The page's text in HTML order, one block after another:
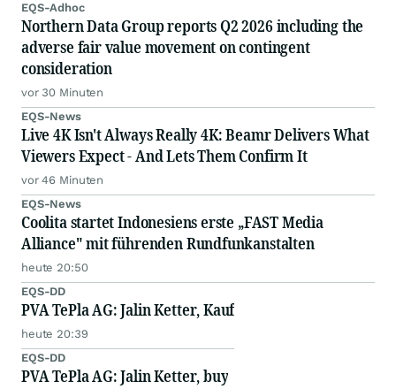
EQS-Adhoc
Northern Data Group reports Q2 2026 including the
adverse fair value movement on contingent
consideration
vor 30 Minuten
EQS-News
Live 4K Isn't Always Really 4K: Beamr Delivers What
Viewers Expect - And Lets Them Confirm It
vor 46 Minuten
EQS-News
Coolita startet Indonesiens erste „FAST Media
Alliance" mit führenden Rundfunkanstalten
heute 20:50
EQS-DD
PVA TePla AG: Jalin Ketter, Kauf
heute 20:39
EQS-DD
PVA TePla AG: Jalin Ketter, buy